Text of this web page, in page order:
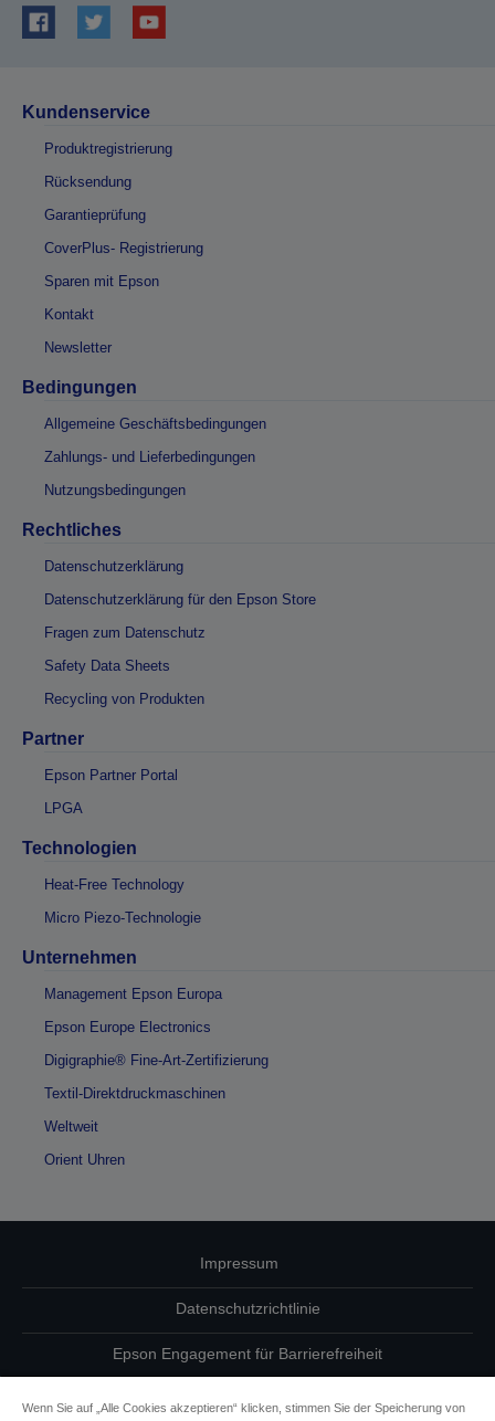
Kundenservice
Produktregistrierung
Rücksendung
Garantieprüfung
CoverPlus- Registrierung
Sparen mit Epson
Kontakt
Newsletter
Bedingungen
Allgemeine Geschäftsbedingungen
Zahlungs- und Lieferbedingungen
Nutzungsbedingungen
Rechtliches
Datenschutzerklärung
Datenschutzerklärung für den Epson Store
Fragen zum Datenschutz
Safety Data Sheets
Recycling von Produkten
Partner
Epson Partner Portal
LPGA
Technologien
Heat-Free Technology
Micro Piezo-Technologie
Unternehmen
Management Epson Europa
Epson Europe Electronics
Digigraphie® Fine-Art-Zertifizierung
Textil-Direktdruckmaschinen
Weltweit
Orient Uhren
Impressum
Datenschutzrichtlinie
Epson Engagement für Barrierefreiheit
Einhaltung der EU-Datenverordnung
Wenn Sie auf „Alle Cookies akzeptieren“ klicken, stimmen Sie der Speicherung von